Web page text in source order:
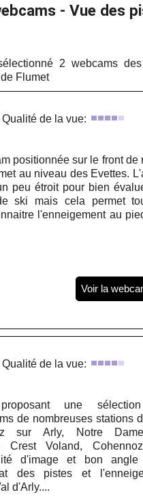
- Vue des
2 webcams
Flumet
Qualité de la vue:
positionnée sur le front de
au niveau des Evettes.
peu étroit pour bien
ski mais cela permet
l'enneigement au
Voir la
Qualité de la vue:
une
de nombreuses stations
sur Arly, Notre
Crest Voland,
d'image et bon angle
des pistes et
d'Arly....